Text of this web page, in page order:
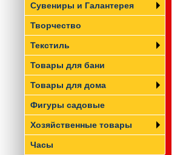
Сувениры и Галантерея
Творчество
Текстиль
Товары для бани
Товары для дома
Фигуры садовые
Хозяйственные товары
Часы